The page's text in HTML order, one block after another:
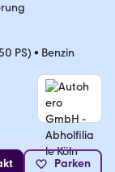
PS) • Benzin
Parken